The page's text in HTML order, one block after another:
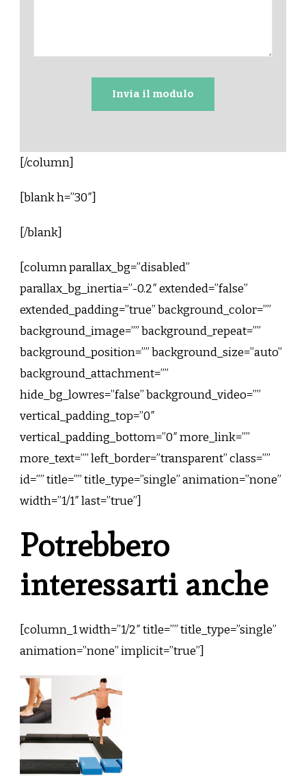
[/column]
[blank h=”30″]
[/blank]
[column parallax_bg=”disabled”
parallax_bg_inertia=”-0.2″ extended=”false”
extended_padding=”true” background_color=””
background_image=”” background_repeat=””
background_position=”” background_size=”auto”
background_attachment=””
hide_bg_lowres=”false” background_video=””
vertical_padding_top=”0″
vertical_padding_bottom=”0″ more_link=””
more_text=”” left_border=”transparent” class=””
id=”” title=”” title_type=”single” animation=”none”
width=”1/1″ last=”true”]
Potrebbero
interessarti anche
[column_1 width=”1/2″ title=”” title_type=”single”
animation=”none” implicit=”true”]